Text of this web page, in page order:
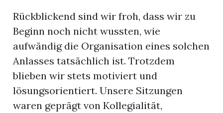
Rückblickend sind wir froh, dass wir zu
Beginn noch nicht wussten, wie
aufwändig die Organisation eines solchen
Anlasses tatsächlich ist. Trotzdem
blieben wir stets motiviert und
lösungsorientiert. Unsere Sitzungen
waren geprägt von Kollegialität,